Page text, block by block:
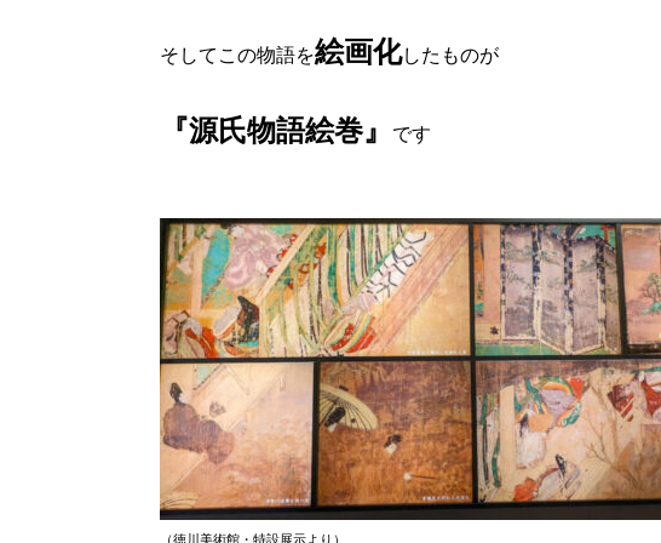
そしてこの物語を絵画化したものが
『源氏物語絵巻』 です
（徳川美術館・特設展示より）